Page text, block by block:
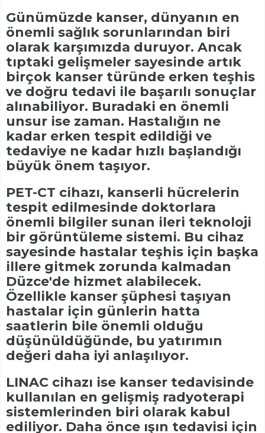
Günümüzde kanser, dünyanın en
önemli sağlık sorunlarından biri
olarak karşımızda duruyor. Ancak
tıptaki gelişmeler sayesinde artık
birçok kanser türünde erken teşhis
ve doğru tedavi ile başarılı sonuçlar
alınabiliyor. Buradaki en önemli
unsur ise zaman. Hastalığın ne
kadar erken tespit edildiği ve
tedaviye ne kadar hızlı başlandığı
büyük önem taşıyor.
PET-CT cihazı, kanserli hücrelerin
tespit edilmesinde doktorlara
önemli bilgiler sunan ileri teknoloji
bir görüntüleme sistemi. Bu cihaz
sayesinde hastalar teşhis için başka
illere gitmek zorunda kalmadan
Düzce'de hizmet alabilecek.
Özellikle kanser şüphesi taşıyan
hastalar için günlerin hatta
saatlerin bile önemli olduğu
düşünüldüğünde, bu yatırımın
değeri daha iyi anlaşılıyor.
LINAC cihazı ise kanser tedavisinde
kullanılan en gelişmiş radyoterapi
sistemlerinden biri olarak kabul
ediliyor. Daha önce ışın tedavisi için